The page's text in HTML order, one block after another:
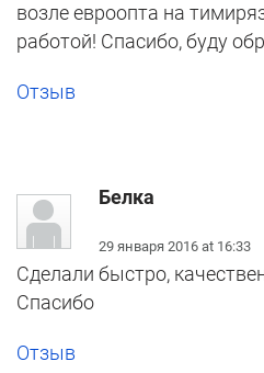
возле евроопта на
работой! Спасибо, буду
Отзыв
Белка
29 января 2016 at 16:33
Сделали быстро,
Спасибо
Отзыв